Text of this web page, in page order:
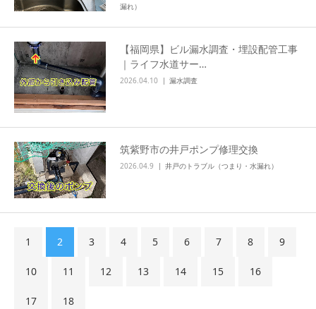
漏れ）
【福岡県】ビル漏水調査・埋設配管工事
｜ライフ水道サー…
2026.04.10 漏水調査
筑紫野市の井戸ポンプ修理交換
2026.04.9 井戸のトラブル（つまり・水漏れ）
1 2 3 4 5 6 7 8 9
10 11 12 13 14 15 16
17 18